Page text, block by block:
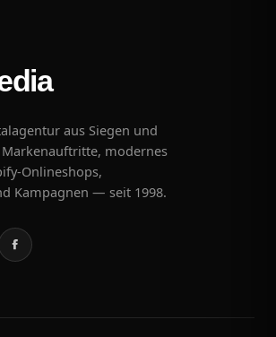
aus Siegen und
Markenauftritte, modernes
Onlineshops,
Kampagnen — seit 1998.